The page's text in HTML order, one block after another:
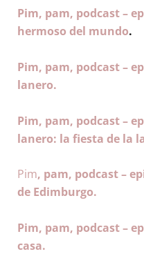
Pim, pam, podcast –
hermoso del mundo.
Pim, pam, podcast –
lanero.
Pim, pam, podcast –
lanero: la fiesta de la
Pim, pam, podcast –
de Edimburgo.
Pim, pam, podcast –
casa.